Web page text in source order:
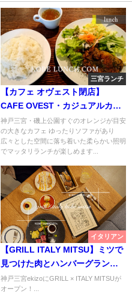
三宮ランチ
【カフェ オヴェスト閉店】
CAFE OVEST・カジュアルカフ
ェ【磯上公園】
神戸三宮・磯上公園すぐのオレンジが目安
の大きなカフェ ゆったりソファがあり
広々とした空間に落ち着いた柔らかい照明
でマッタリランチが楽しめます...
イタリアン
【GRILL ITALY MITSU】ミツで
見つけた肉とハンバーグランチ
【神戸三宮EKIZOに人気イタリ
アン 】
神戸三宮ekizoにGRILL × ITALY MITSUが
オープン！...